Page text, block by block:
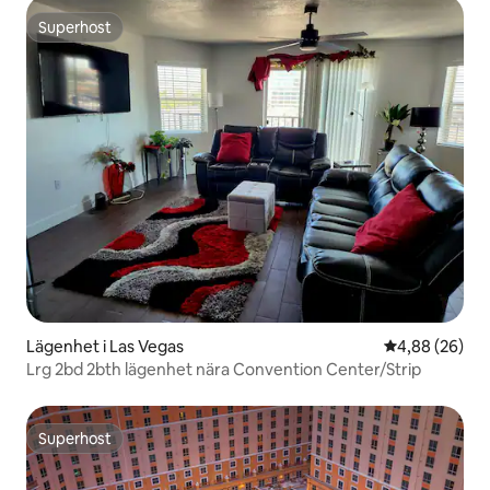
Superhost
Superhost
Lägenhet i Las Vegas 4,88 av 5 i
4,88 (26)
Lrg 2bd 2bth lägenhet nära Convention Center/Strip
Superhost
Superhost